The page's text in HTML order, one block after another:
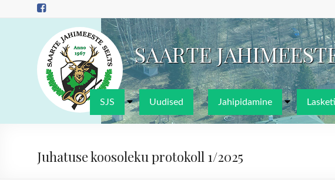
to
SAARTE
SJS Uudised Jahipidamine
Juhatuse koosoleku protokoll 1/2025